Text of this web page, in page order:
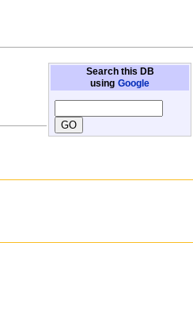
Search this DB
using Google